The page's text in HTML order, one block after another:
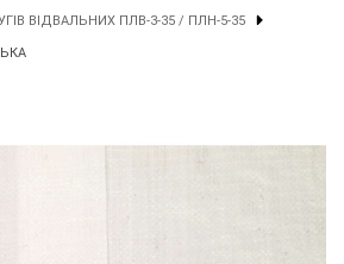
ВІДВАЛЬНИХ ПЛВ-3-35 / ПЛН-5-35